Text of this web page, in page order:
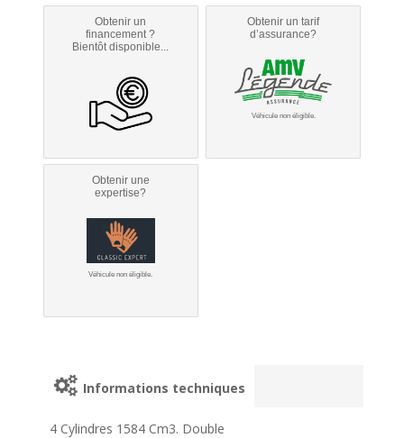
Obtenir un
financement ?
Bientôt disponible...
Obtenir un tarif
d’assurance?
Véhicule non éligible.
Obtenir une
expertise?
Véhicule non éligible.
Informations techniques
4 Cylindres 1584 Cm3. Double